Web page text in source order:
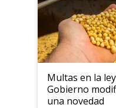
Multas en la
Gobierno
una novedad